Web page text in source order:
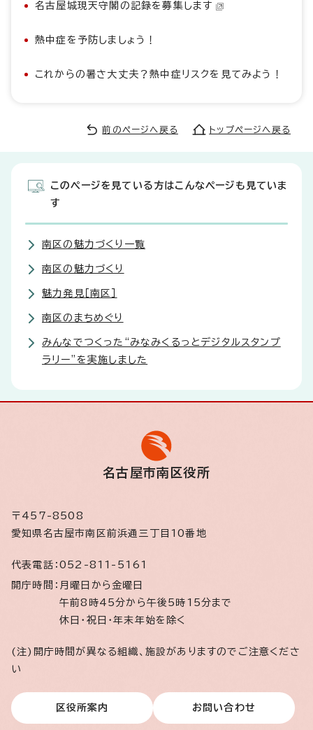
名古屋城現天守閣の記録を募集します
熱中症を予防しましょう！
これからの暑さ大丈夫？熱中症リスクを見てみよう！
前のページへ戻る トップページへ戻る
このページを見ている方はこんなページも見ていま
す
南区の魅力づくり一覧
南区の魅力づくり
魅力発見［南区］
南区のまちめぐり
みんなでつくった“みなみくるっとデジタルスタンプ
ラリー”を実施しました
名古屋市南区役所
〒457-8508
愛知県名古屋市南区前浜通三丁目10番地
代表電話： 052-811-5161
開庁時間： 月曜日から金曜日
午前8時45分から午後5時15分まで
休日・祝日・年末年始を除く
(注)開庁時間が異なる組織、施設がありますのでご注意くださ
い
区役所案内 お問い合わせ